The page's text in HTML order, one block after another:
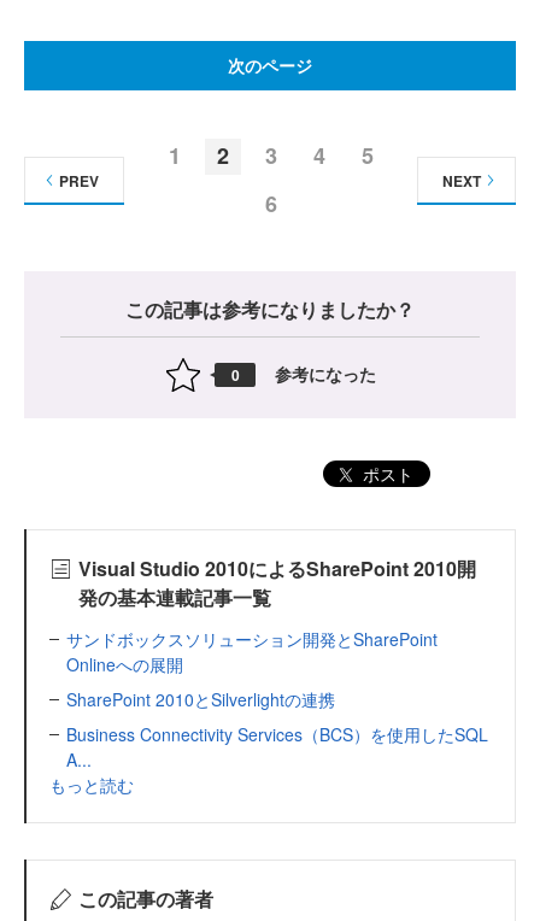
次のページ
1 2 3 4
5
6
PREV NEXT
この記事は参考になりましたか？
0 参考になった
ポスト
Visual Studio 2010によるSharePoint 2010開
発の基本連載記事一覧
サンドボックスソリューション開発とSharePoint
Onlineへの展開
SharePoint 2010とSilverlightの連携
Business Connectivity Services（BCS）を使用したSQL
A...
もっと読む
この記事の著者